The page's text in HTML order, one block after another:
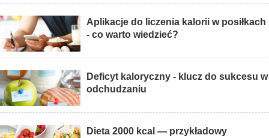
Aplikacje do liczenia kalorii w posiłkach
- co warto wiedzieć?
Deficyt kaloryczny - klucz do sukcesu w
odchudzaniu
Dieta 2000 kcal — przykładowy